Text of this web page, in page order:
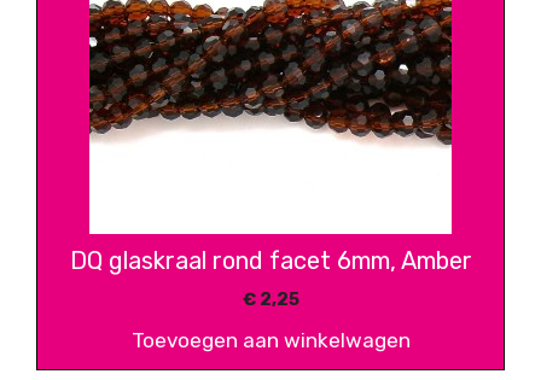
DQ glaskraal rond facet 6mm, Amber
€2,25
Toevoegen aan winkelwagen